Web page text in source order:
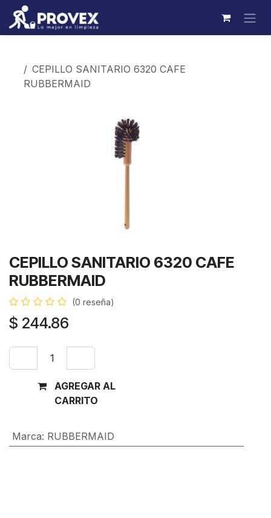
Ir al contenido
CEPILLO SANITARIO 6320 CAFE
RUBBERMAID
CEPILLO SANITARIO 6320 CAFE
RUBBERMAID
(0 reseña)
$ 244.86
AGREGAR AL
CARRITO
Marca: RUBBERMAID